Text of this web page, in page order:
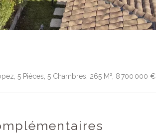
5 Pièces, 5 Chambres, 265 M², 8 700 000 €